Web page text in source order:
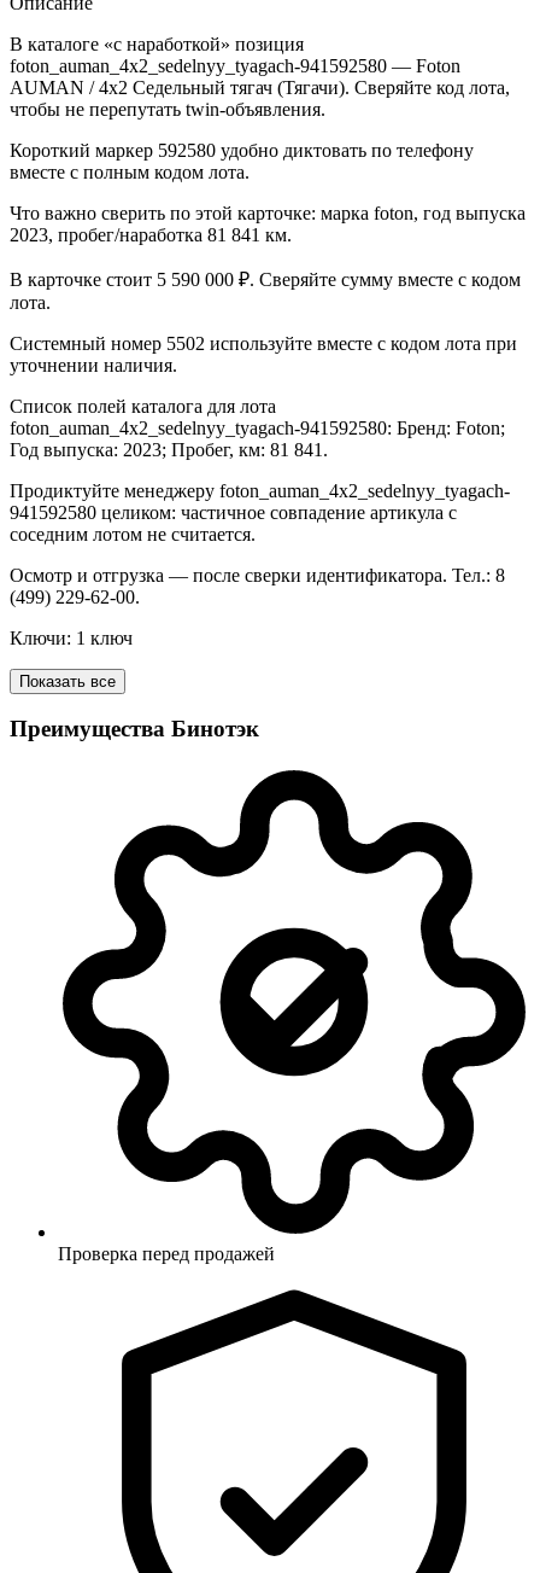
В каталоге «с наработкой» позиция
foton_auman_4x2_sedelnyy_tyagach-941592580 — Foton
AUMAN / 4x2 Седельный тягач (Тягачи). Сверяйте код лота,
чтобы не перепутать twin-объявления.
Короткий маркер 592580 удобно диктовать по телефону
вместе с полным кодом лота.
Что важно сверить по этой карточке: марка foton, год выпуска
2023, пробег/наработка 81 841 км.
В карточке стоит 5 590 000 ₽. Сверяйте сумму вместе с кодом
лота.
Системный номер 5502 используйте вместе с кодом лота при
уточнении наличия.
Список полей каталога для лота
foton_auman_4x2_sedelnyy_tyagach-941592580: Бренд: Foton;
Год выпуска: 2023; Пробег, км: 81 841.
Продиктуйте менеджеру foton_auman_4x2_sedelnyy_tyagach-
941592580 целиком: частичное совпадение артикула с
соседним лотом не считается.
Осмотр и отгрузка — после сверки идентификатора. Тел.: 8
(499) 229-62-00.
Ключи: 1 ключ
Показать все
Преимущества Бинотэк
Проверка перед продажей